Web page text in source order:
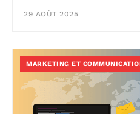
29 AOÛT 2025
MARKETING ET